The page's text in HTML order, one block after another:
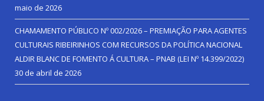
maio de 2026
CHAMAMENTO PÚBLICO Nº 002/2026 – PREMIAÇÃO PARA AGENTES
CULTURAIS RIBEIRINHOS COM RECURSOS DA POLÍTICA NACIONAL
ALDIR BLANC DE FOMENTO Á CULTURA – PNAB (LEI Nº 14.399/2022)
30 de abril de 2026